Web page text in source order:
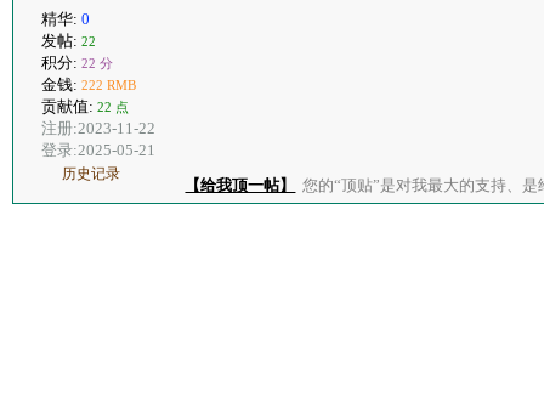
精华: 0
发帖: 22
积分: 22 分
金钱: 222 RMB
贡献值: 22 点
注册:2023-11-22
登录:2025-05-21
历史记录
【给我顶一帖】 您的“顶贴”是对我最大的支持、